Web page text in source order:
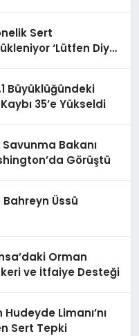
Sert
‘Lütfen Diye
Büyüklüğündeki
35’e Yükseldi
Bakanı
Görüştü
Bahreyn Üssü
Orman
ve İtfaiye Desteği
Limanı’nı
Sert Tepki